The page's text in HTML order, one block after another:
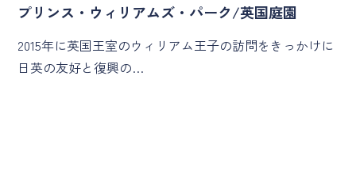
プリンス・ウィリアムズ・パーク/英国庭園
2015年に英国王室のウィリアム王子の訪問をきっかけに
日英の友好と復興の…